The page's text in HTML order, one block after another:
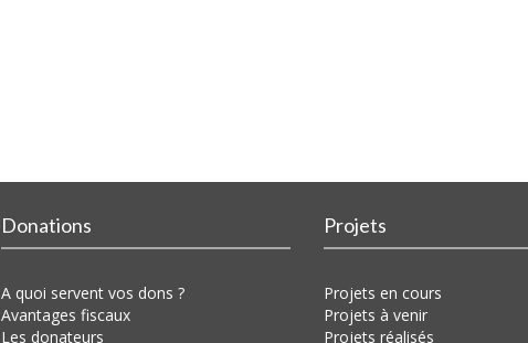
Donations
A quoi servent vos dons ?
Avantages fiscaux
Les donateurs
Projets
Projets en cours
Projets à venir
Projets réalisés